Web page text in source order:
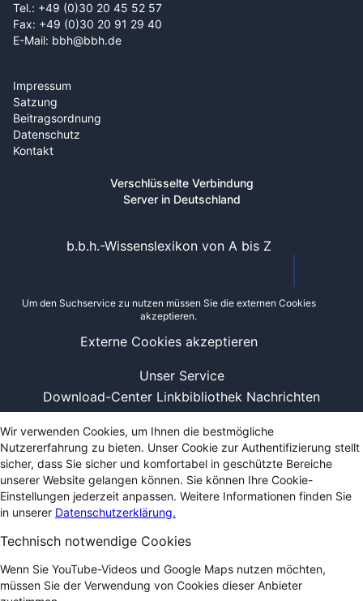
Tel.: +49 (0)30 20 45 52 57
Fax: +49 (0)30 20 91 29 40
E-Mail: bbh@bbh.de
Impressum
Satzung
Beitragsordnung
Datenschutz
Kontakt
Verschlüsselte Verbindung
Server in Deutschland
Unser Service
Download-Center Linkbibliothek Nachrichten
b.b.h.-Wissenslexikon von A bis Z
Um den Suchservice zu nutzen müssen Sie die externen Cookies
akzeptieren.
Externe Cookies akzeptieren
Wir verwenden Cookies, um Ihnen die bestmögliche
Nutzererfahrung zu bieten. Unser Cookie zur Authentifizierung stellt
sicher, dass Sie sicher und komfortabel in geschützte Bereiche
unserer Website gelangen können. Sie können Ihre Cookie-
Einstellungen jederzeit anpassen. Weitere Informationen finden Sie
in unserer Datenschutzerklärung.
Technisch notwendige Cookies
Wenn Sie YouTube-Videos und Google Maps nutzen möchten,
müssen Sie der Verwendung von Cookies dieser Anbieter